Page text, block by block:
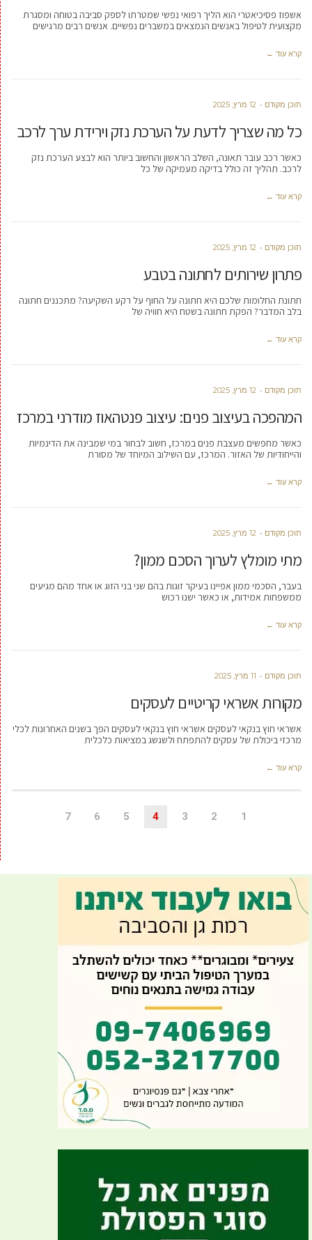
אשפוז פסיכיאטרי הוא הליך רפואי נפשי שמטרתו לספק סביבה בטוחה ומסגרת
מקצועית לטיפול באנשים הנמצאים במשברים נפשיים. אנשים רבים מרגישים
קרא עוד ←
תוכן מקודם 12 מרץ, 2025
כל מה שצריך לדעת על הערכת נזק וירידת ערך לרכב
כאשר רכב עובר תאונה, השלב הראשון והחשוב ביותר הוא לבצע הערכת נזק
לרכב. תהליך זה כולל בדיקה מעמיקה של כל
קרא עוד ←
תוכן מקודם 12 מרץ, 2025
פתרון שירותים לחתונה בטבע
חתונת החלומות שלכם היא חתונה על החוף על רקע השקיעה? מתכננים חתונה
בלב המדבר? הפקת חתונה בשטח היא חוויה של
קרא עוד ←
תוכן מקודם 12 מרץ, 2025
המהפכה בעיצוב פנים: עיצוב פנטהאוז מודרני במרכז
כאשר מחפשים מעצבת פנים במרכז, חשוב לבחור במי שמבינה את הדינמיות
והייחודיות של האזור. המרכז, עם השילוב המיוחד של מסורת
קרא עוד ←
תוכן מקודם 12 מרץ, 2025
מתי מומלץ לערוך הסכם ממון?
בעבר, הסכמי ממון אפיינו בעיקר זוגות בהם שני בני הזוג או אחד מהם מגיעים
ממשפחות אמידות, או כאשר ישנו רכוש
קרא עוד ←
תוכן מקודם 11 מרץ, 2025
מקורות אשראי קריטיים לעסקים
אשראי חוץ בנקאי לעסקים אשראי חוץ בנקאי לעסקים הפך בשנים האחרונות לכלי
מרכזי ביכולת של עסקים להתפתח ולשגשג במציאות כלכלית
קרא עוד ←
1
2
3
4
5
6
7